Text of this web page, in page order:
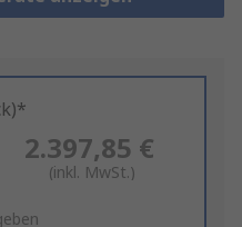
2.397,85 €
(inkl. MwSt.)